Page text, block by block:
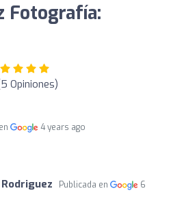
Fotografía:
Opiniones)
4 years ago
Publicada en
6